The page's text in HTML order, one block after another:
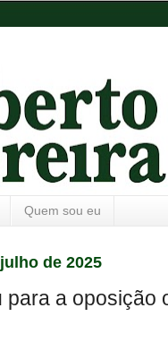
Quem sou eu
de 2025
para a oposição